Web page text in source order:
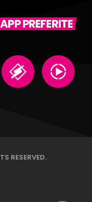
PREFERITE
RESERVED.